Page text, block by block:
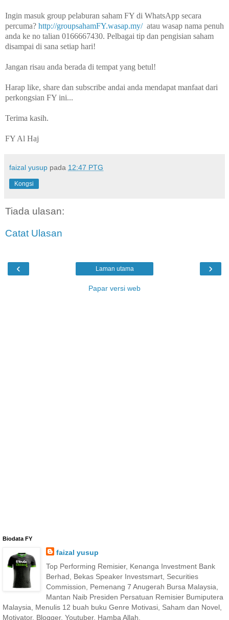
Ingin masuk group pelaburan saham FY di WhatsApp secara
percuma? http://groupsahamFY.wasap.my/
  atau wasap nama penuh
anda ke no talian 0166667430. Pelbagai tip dan pengisian saham
disampai di sana setiap hari!
Jangan risau anda berada di tempat yang betul!
Harap like, share dan subscribe andai anda mendapat manfaat dari
perkongsian FY ini...
Terima kasih.
FY Al Haj
faizal yusup pada 12:47 PTG
Kongsi
Tiada ulasan:
Catat Ulasan
‹ ›
Laman utama
Papar versi web
Biodata FY
faizal yusup
Top Performing Remisier, Kenanga Investment Bank
Berhad, Bekas Speaker Investsmart, Securities
Commission, Pemenang 7 Anugerah Bursa Malaysia,
Mantan Naib Presiden Persatuan Remisier Bumiputera
Malaysia, Menulis 12 buah buku Genre Motivasi, Saham dan Novel,
Motivator, Blogger, Youtuber, Hamba Allah.